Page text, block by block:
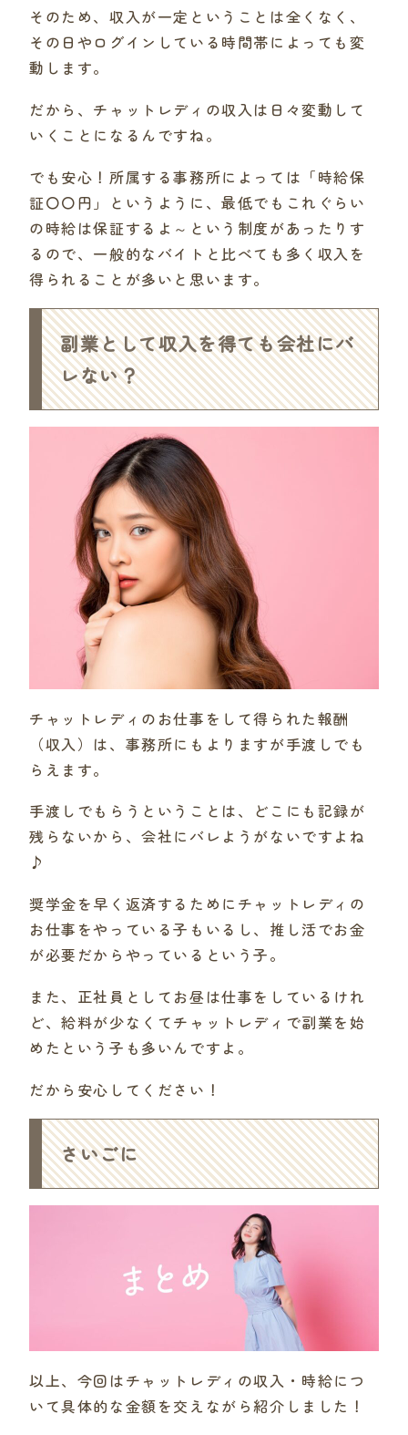
そのため、収入が一定ということは全くなく、
その日やログインしている時間帯によっても変
動します。
だから、チャットレディの収入は日々変動して
いくことになるんですね。
でも安心！所属する事務所によっては「時給保
証〇〇円」というように、最低でもこれぐらい
の時給は保証するよ～という制度があったりす
るので、一般的なバイトと比べても多く収入を
得られることが多いと思います。
副業として収入を得ても会社にバ
レない？
チャットレディのお仕事をして得られた報酬
（収入）は、事務所にもよりますが手渡しでも
らえます。
手渡しでもらうということは、どこにも記録が
残らないから、会社にバレようがないですよね
♪
奨学金を早く返済するためにチャットレディの
お仕事をやっている子もいるし、推し活でお金
が必要だからやっているという子。
また、正社員としてお昼は仕事をしているけれ
ど、給料が少なくてチャットレディで副業を始
めたという子も多いんですよ。
だから安心してください！
さいごに
以上、今回はチャットレディの収入・時給につ
いて具体的な金額を交えながら紹介しました！